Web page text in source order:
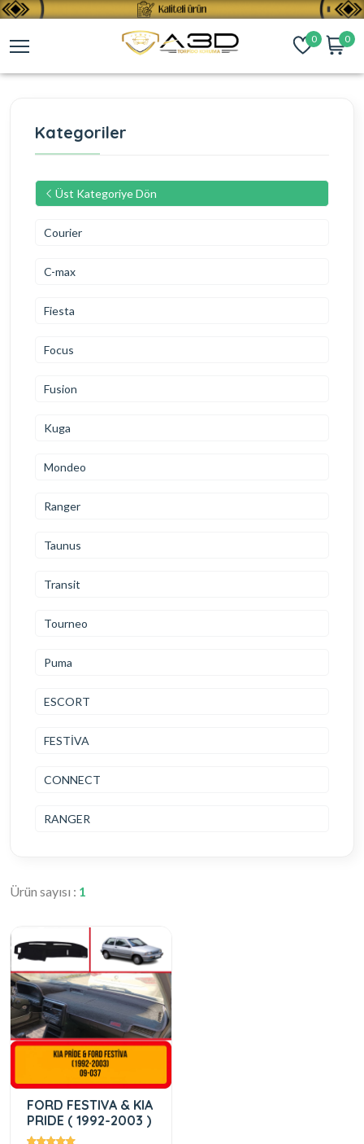
0 0
Kategoriler
Üst Kategoriye Dön
Courier
C-max
Fiesta
Focus
Fusion
Kuga
Mondeo
Ranger
Taunus
Transit
Tourneo
Puma
ESCORT
FESTİVA
CONNECT
RANGER
Ürün sayısı : 1
FORD FESTIVA & KIA
PRIDE ( 1992-2003 )